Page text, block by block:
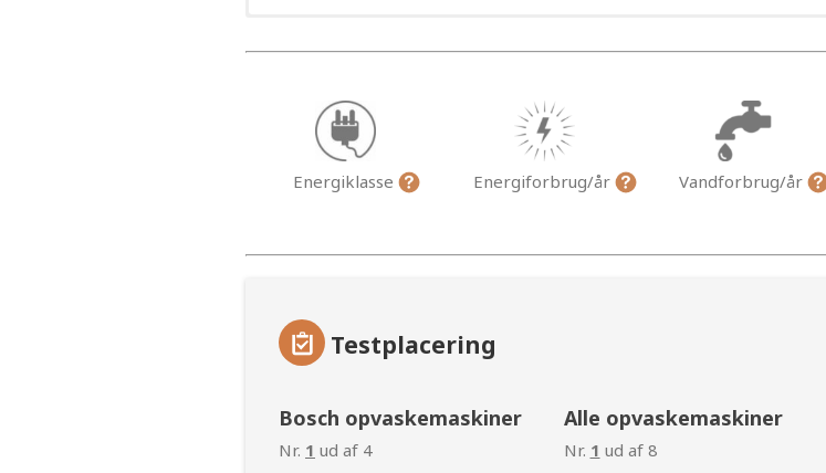
Energiklasse Energiforbrug/år Vandforbrug/år
Testplacering
Bosch opvaskemaskiner
Nr. 1 ud af 4
Alle opvaskemaskiner
Nr. 1 ud af 8